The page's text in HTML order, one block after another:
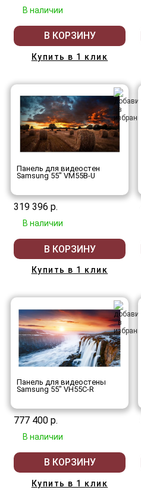
В наличии
В КОРЗИНУ
Купить в 1 клик
Панель для видеостен
Samsung 55" VM55B-U
319 396 р.
В наличии
В КОРЗИНУ
Купить в 1 клик
Панель для видеостены
Samsung 55" VH55C-R
777 400 р.
В наличии
В КОРЗИНУ
Купить в 1 клик